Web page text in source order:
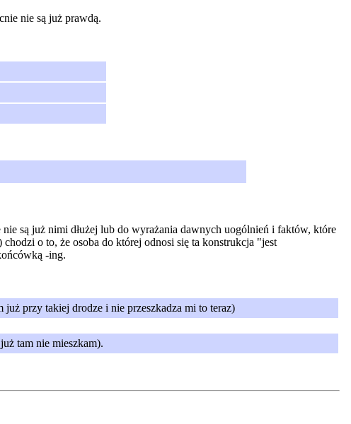
nie są już prawdą.
są już nimi dłużej lub do wyrażania dawnych uogólnień i faktów, które
o to, że osoba do której odnosi się ta konstrukcja "jest
-ing.
przy takiej drodze i nie przeszkadza mi to teraz)
tam nie mieszkam).